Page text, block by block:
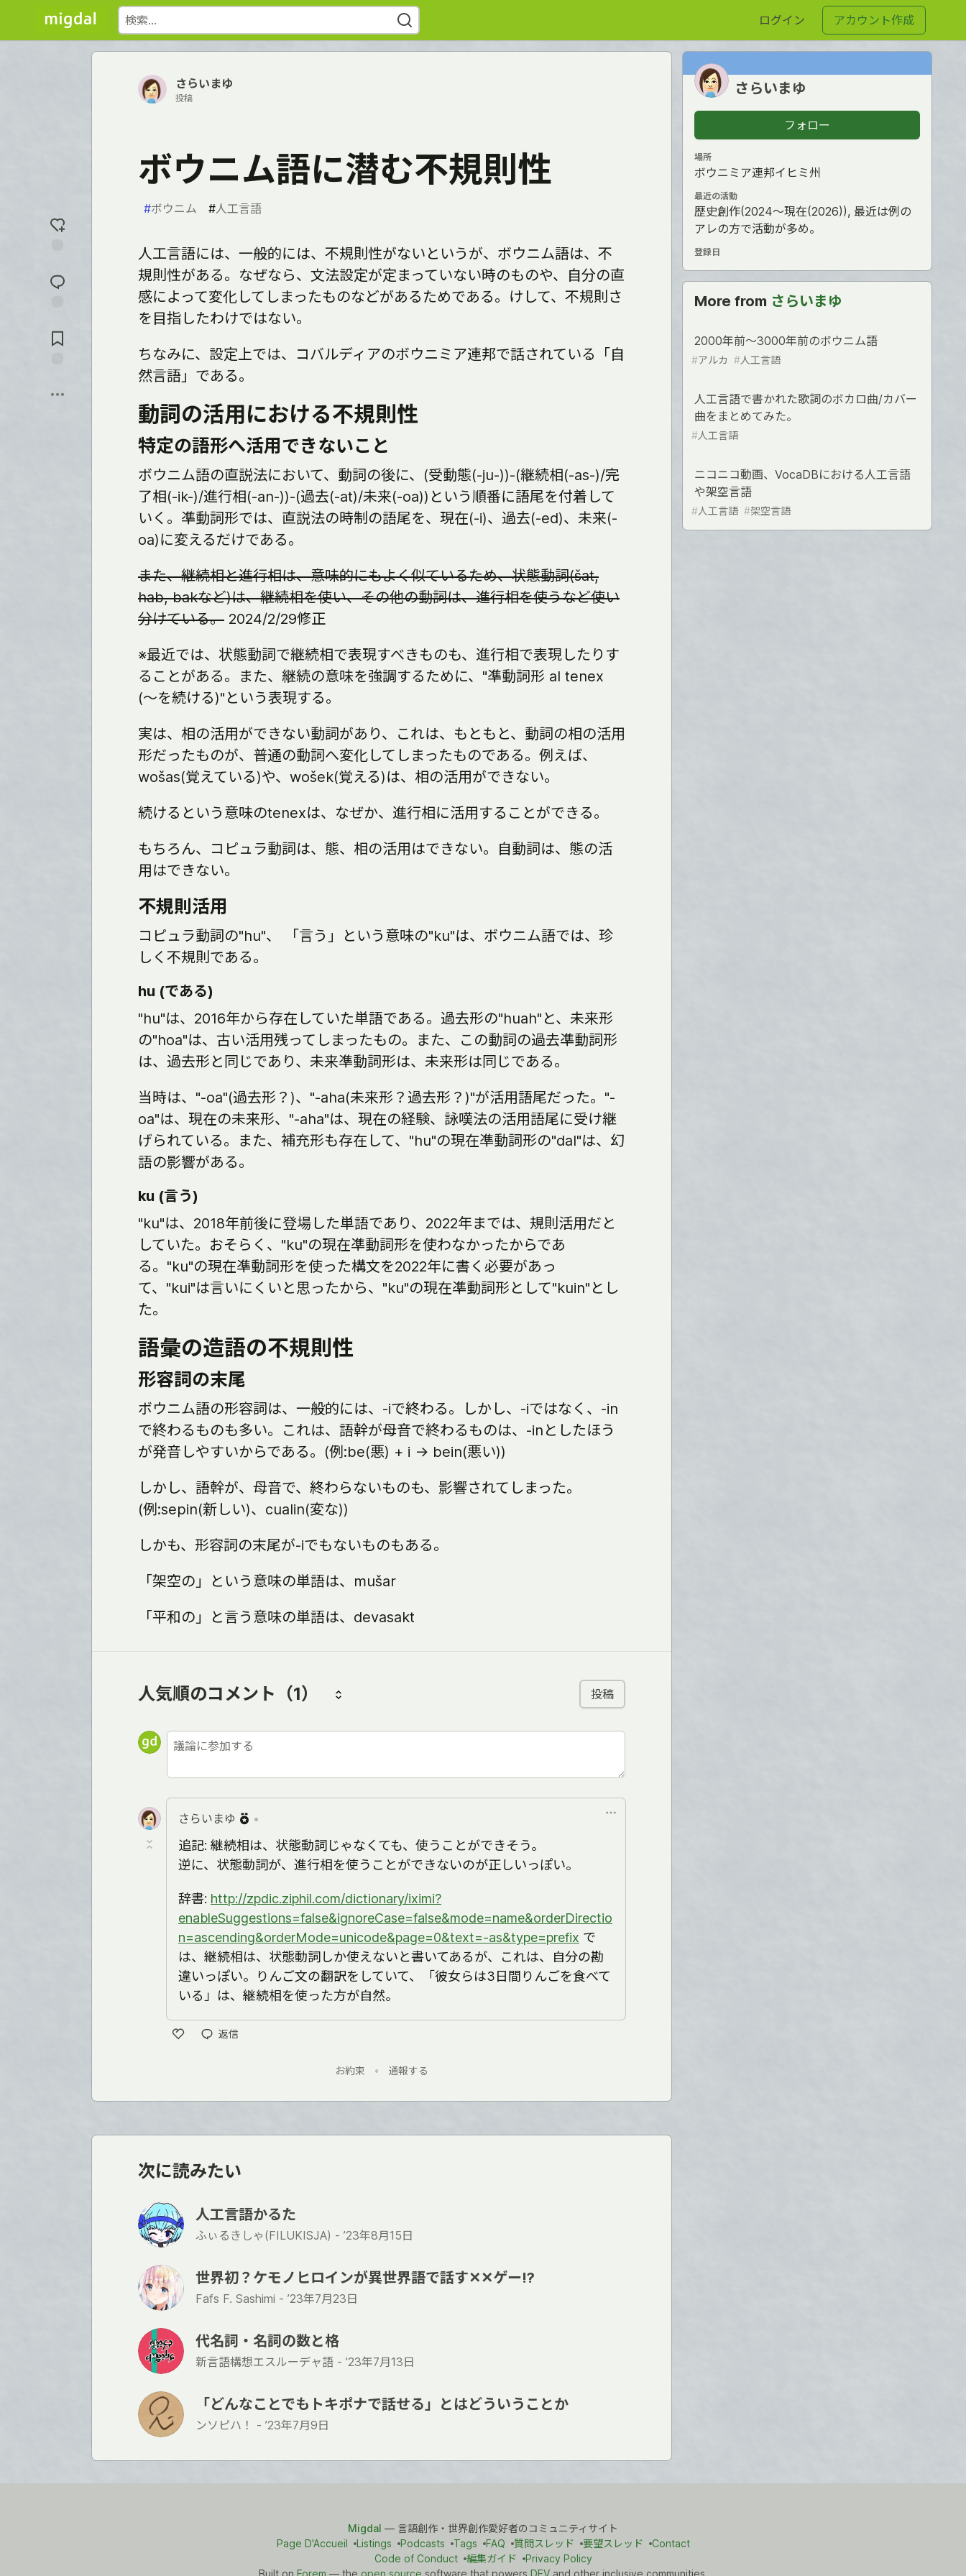
ログイン アカウント作成
応
を
メ
ン
ぶ
さらいまゆ
投稿
ボウニム語に潜む不規則性
#ボウニム #人工言語
人工言語には、一般的には、不規則性がないというが、ボウニム語は、不
規則性がある。なぜなら、文法設定が定まっていない時のものや、自分の直
感によって変化してしまったものなどがあるためである。けして、不規則さ
を目指したわけではない。
ちなみに、設定上では、コバルディアのボウニミア連邦で話されている「自
然言語」である。
動詞の活用における不規則性
特定の語形へ活用できないこと
ボウニム語の直説法において、動詞の後に、(受動態(-ju-))-(継続相(-as-)/完
了相(-ik-)/進行相(-an-))-(過去(-at)/未来(-oa))という順番に語尾を付着して
いく。凖動詞形では、直説法の時制の語尾を、現在(-i)、過去(-ed)、未来(-
oa)に変えるだけである。
また、継続相と進行相は、意味的にもよく似ているため、状態動詞(šat,
hab, bakなど)は、継続相を使い、その他の動詞は、進行相を使うなど使い
分けている。 2024/2/29修正
※最近では、状態動詞で継続相で表現すべきものも、進行相で表現したりす
ることがある。また、継続の意味を強調するために、"凖動詞形 al tenex
(〜を続ける)"という表現する。
実は、相の活用ができない動詞があり、これは、もともと、動詞の相の活用
形だったものが、普通の動詞へ変化してしまったものである。例えば、
wošas(覚えている)や、wošek(覚える)は、相の活用ができない。
続けるという意味のtenexは、なぜか、進行相に活用することができる。
もちろん、コピュラ動詞は、態、相の活用はできない。自動詞は、態の活
用はできない。
不規則活用
コピュラ動詞の"hu"、 「言う」という意味の"ku"は、ボウニム語では、珍
しく不規則である。
hu (である)
"hu"は、2016年から存在していた単語である。過去形の"huah"と、未来形
の"hoa"は、古い活用残ってしまったもの。また、この動詞の過去凖動詞形
は、過去形と同じであり、未来凖動詞形は、未来形は同じである。
当時は、"-oa"(過去形？)、"-aha(未来形？過去形？)"が活用語尾だった。"-
oa"は、現在の未来形、"-aha"は、現在の経験、詠嘆法の活用語尾に受け継
げられている。また、補充形も存在して、"hu"の現在凖動詞形の"dal"は、幻
語の影響がある。
ku (言う)
"ku"は、2018年前後に登場した単語であり、2022年までは、規則活用だと
していた。おそらく、"ku"の現在凖動詞形を使わなかったからであ
る。"ku"の現在凖動詞形を使った構文を2022年に書く必要があっ
て、"kui"は言いにくいと思ったから、"ku"の現在凖動詞形として"kuin"とし
た。
語彙の造語の不規則性
形容詞の末尾
ボウニム語の形容詞は、一般的には、-iで終わる。しかし、-iではなく、-in
で終わるものも多い。これは、語幹が母音で終わるものは、-inとしたほう
が発音しやすいからである。(例:be(悪) + i → bein(悪い))
しかし、語幹が、母音で、終わらないものも、影響されてしまった。
(例:sepin(新しい)、cualin(変な))
しかも、形容詞の末尾が-iでもないものもある。
「架空の」という意味の単語は、mušar
「平和の」と言う意味の単語は、devasakt
人気順のコメント （1） 投稿
さらいまゆ •
追記: 継続相は、状態動詞じゃなくても、使うことができそう。
逆に、状態動詞が、進行相を使うことができないのが正しいっぽい。
辞書: http://zpdic.ziphil.com/dictionary/iximi?
enableSuggestions=false&ignoreCase=false&mode=name&orderDirectio
n=ascending&orderMode=unicode&page=0&text=-as&type=prefix で
は、継続相は、状態動詞しか使えないと書いてあるが、これは、自分の勘
違いっぽい。りんご文の翻訳をしていて、「彼女らは3日間りんごを食べて
いる」は、継続相を使った方が自然。
返信
お約束 • 通報する
次に読みたい
人工言語かるた
ふぃるきしゃ(FILUKISJA) - ’23年8月15日
世界初？ケモノヒロインが異世界語で話す✕✕ゲー!?
Fafs F. Sashimi - ’23年7月23日
代名詞・名詞の数と格
新言語構想エスルーデャ語 - ’23年7月13日
「どんなことでもトキポナで話せる」とはどういうことか
ンソピハ！ - ’23年7月9日
さらいまゆ
フォロー
場所
ボウニミア連邦イヒミ州
最近の活動
歴史創作(2024〜現在(2026)), 最近は例の
アレの方で活動が多め。
登録日
More from さらいまゆ
2000年前〜3000年前のボウニム語
#アルカ #人工言語
人工言語で書かれた歌詞のボカロ曲/カバー
曲をまとめてみた。
#人工言語
ニコニコ動画、VocaDBにおける人工言語
や架空言語
#人工言語 #架空言語
Migdal — 言語創作・世界創作愛好者のコミュニティサイト
Page D'Accueil
Listings Podcasts Tags FAQ 質問スレッド 要望スレッド
Contact
Code of Conduct
編集ガイド
Privacy Policy
Built on Forem — the open source software that powers DEVand other inclusive communities.